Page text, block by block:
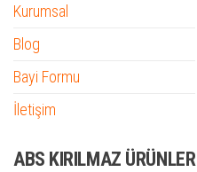
Kurumsal
Blog
Bayi Formu
İletişim
ABS KIRILMAZ ÜRÜNLER